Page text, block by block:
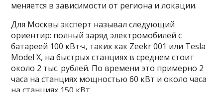
меняется в зависимости от региона и локации.
Для Москвы эксперт называл следующий
ориентир: полный заряд электромобилей с
батареей 100 кВт·ч, таких как Zeekr 001 или Tesla
Model X, на быстрых станциях в среднем стоит
около 2 тыс. рублей. По времени это примерно 2
часа на станциях мощностью 60 кВт и около часа